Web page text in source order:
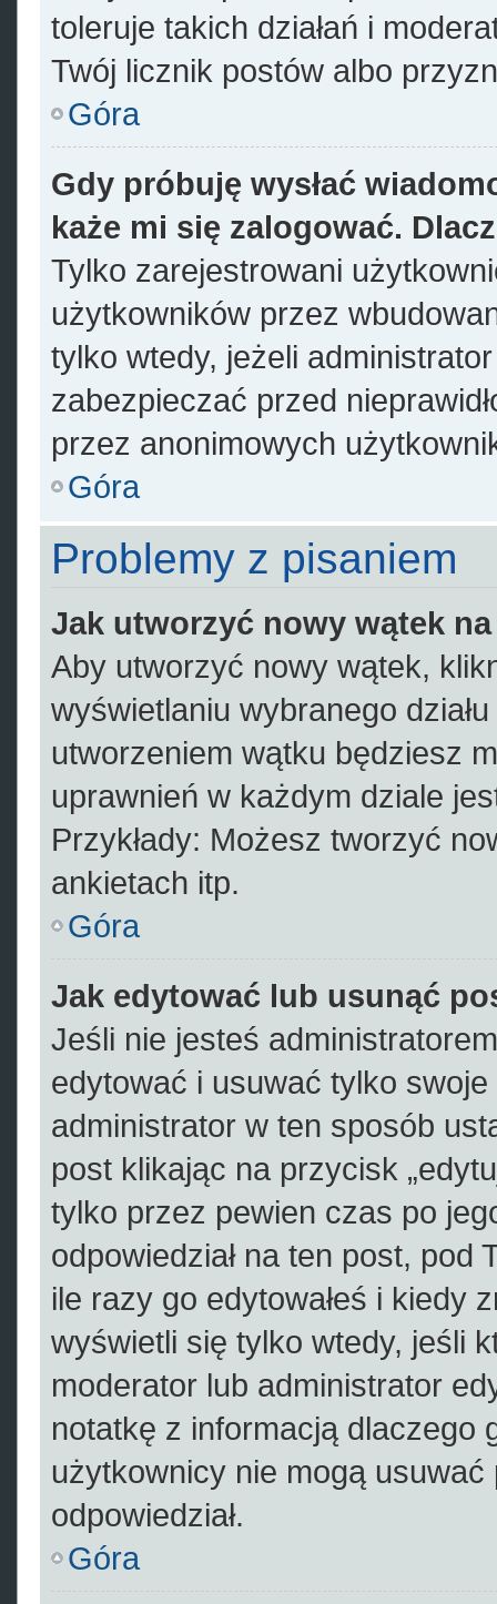
toleruje takich działań i
Twój licznik postów albo
Góra
Gdy próbuję wysłać
każe mi się zalogować.
Tylko zarejestrowani
użytkowników przez
tylko wtedy, jeżeli
zabezpieczać przed
przez anonimowych
Góra
Problemy z pisaniem
Jak utworzyć nowy wątek
Aby utworzyć nowy wątek,
wyświetlaniu wybranego
utworzeniem wątku będziesz
uprawnień w każdym dziale
Przykłady: Możesz tworzyć
ankietach itp.
Góra
Jak edytować lub usunąć
Jeśli nie jesteś
edytować i usuwać tylko
administrator w ten sposób
post klikając na przycisk
tylko przez pewien czas po
odpowiedział na ten post, pod
ile razy go edytowałeś i kiedy
wyświetli się tylko wtedy, jeśli
moderator lub administrator
notatkę z informacją dlaczego
użytkownicy nie mogą
odpowiedział.
Góra